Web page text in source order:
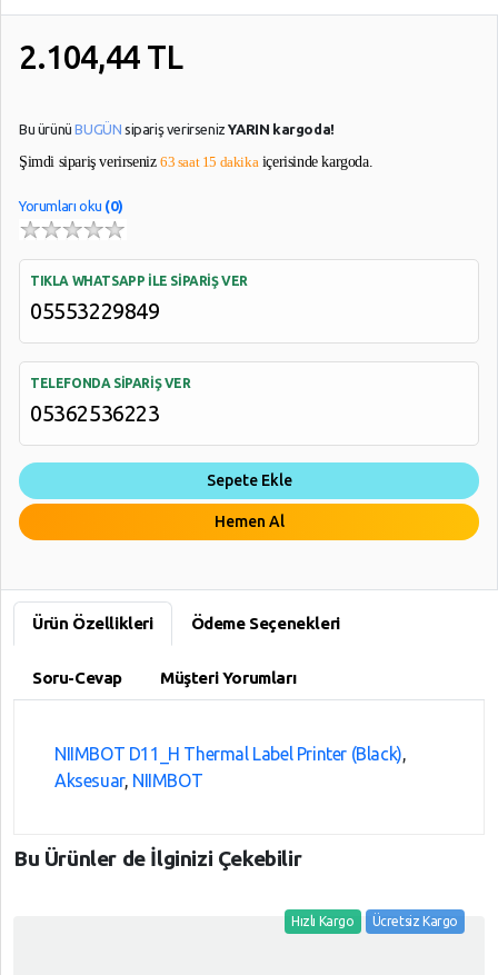
YARDIM
AYARLAR
Gizlilik
Garanti
Ve
İade
2.104,44TL
Bu ürünüBUGÜN sipariş verirsenizYARIN kargoda!
Şimdi sipariş verirseniz 63 saat 15 dakika içerisinde kargoda.
Yorumları oku (0)
TIKLA WHATSAPP İLE SİPARİŞ VER
05553229849
TELEFONDA SİPARİŞ VER
05362536223
Sepete Ekle
Hemen Al
Ürün Özellikleri Ödeme Seçenekleri
Soru-Cevap Müşteri Yorumları
NIIMBOT D11_H Thermal Label Printer (Black)
Aksesuar, NIIMBOT
Bu Ürünler de İlginizi Çekebilir
Hızlı Kargo Ücretsiz Kargo